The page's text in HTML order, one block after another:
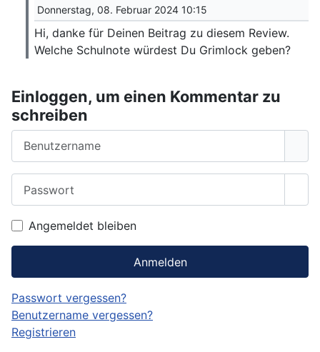
Donnerstag, 08. Februar 2024 10:15
Hi, danke für Deinen Beitrag zu diesem Review.
Welche Schulnote würdest Du Grimlock geben?
Einloggen, um einen Kommentar zu
schreiben
Angemeldet bleiben
Anmelden
Passwort vergessen?
Benutzername vergessen?
Registrieren